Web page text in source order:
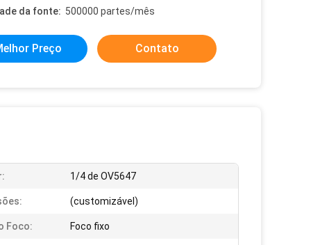
da fonte: 500000 partes/mês
Preço Contato
1/4 de OV5647
(customizável)
Foco: Foco fixo